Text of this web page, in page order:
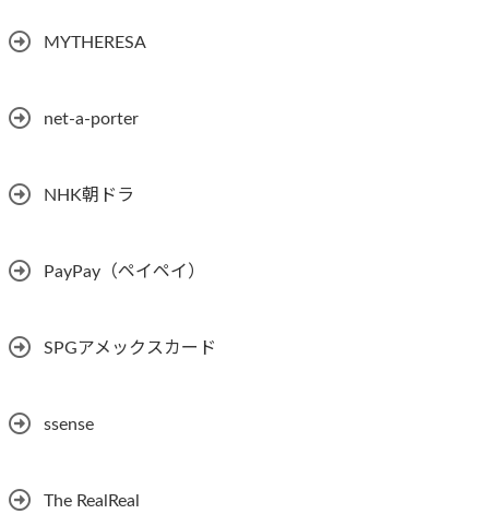
MYTHERESA
net-a-porter
NHK朝ドラ
PayPay（ペイペイ）
SPGアメックスカード
ssense
The RealReal